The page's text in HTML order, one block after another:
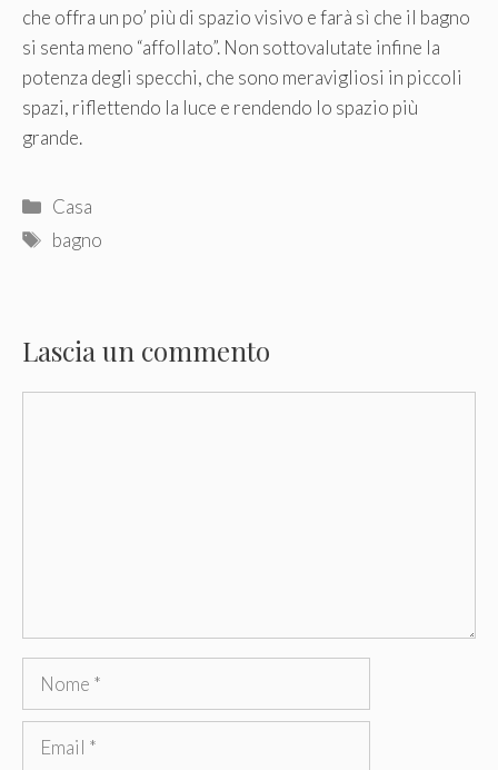
che offra un po’ più di spazio visivo e farà sì che il bagno
si senta meno “affollato”. Non sottovalutate infine la
potenza degli specchi, che sono meravigliosi in piccoli
spazi, riflettendo la luce e rendendo lo spazio più
grande.
Categorie
Casa
Tag
bagno
Lascia un commento
Nome
Email